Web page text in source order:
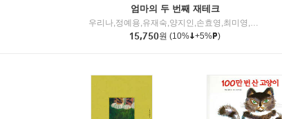
엄마의 두 번째 재테크
우리나,정예용,유재숙,양지인,손효영,최미영,조민주,이진현,차미숙,서미숙 저
15,750원 (10% +5% )